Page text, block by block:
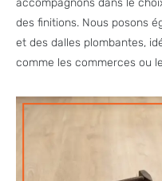
accompagnons dans le
des finitions. Nous posons
et des dalles plombantes,
comme les commerces ou